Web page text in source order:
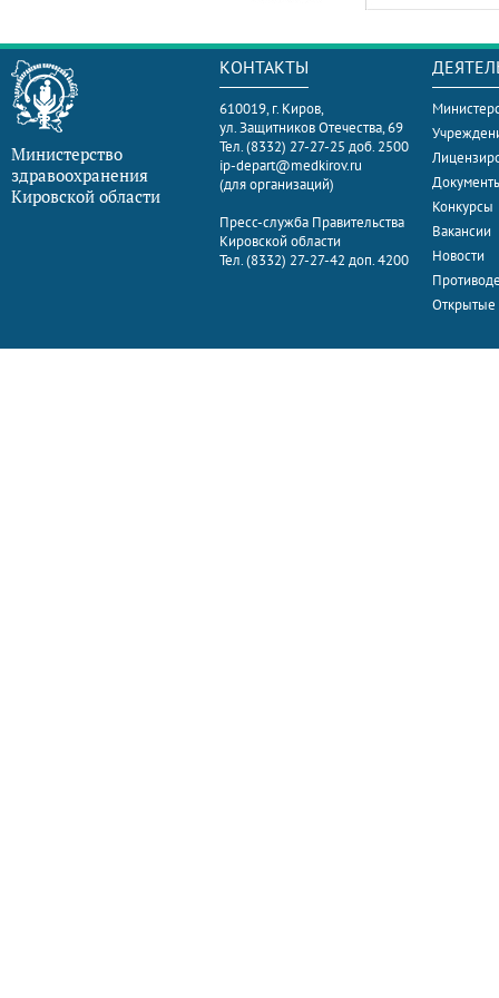
Министерство
здравоохранения
Кировской области
КОНТАКТЫ
610019, г. Киров,
ул. Защитников Отечества, 69
Тел. (8332) 27-27-25 доб. 2500
ip-depart@medkirov.ru
(для организаций)
Пресс-служба Правительства
Кировской области
Тел. (8332) 27-27-42 доп. 4200
Конкурсы
Вакансии
Новости